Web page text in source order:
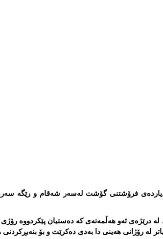
فرۆشتنی گۆشت له‌سه‌ر شه‌قام و رێگه‌
له‌ رۆژانی هه‌ینی دا به‌دی ده‌كرێت و بۆ بنه‌بڕكردنی